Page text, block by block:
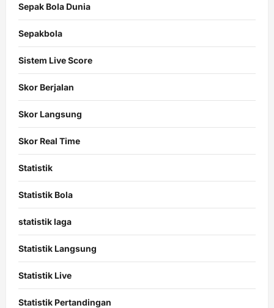
Sepak Bola Dunia
Sepakbola
Sistem Live Score
Skor Berjalan
Skor Langsung
Skor Real Time
Statistik
Statistik Bola
statistik laga
Statistik Langsung
Statistik Live
Statistik Pertandingan